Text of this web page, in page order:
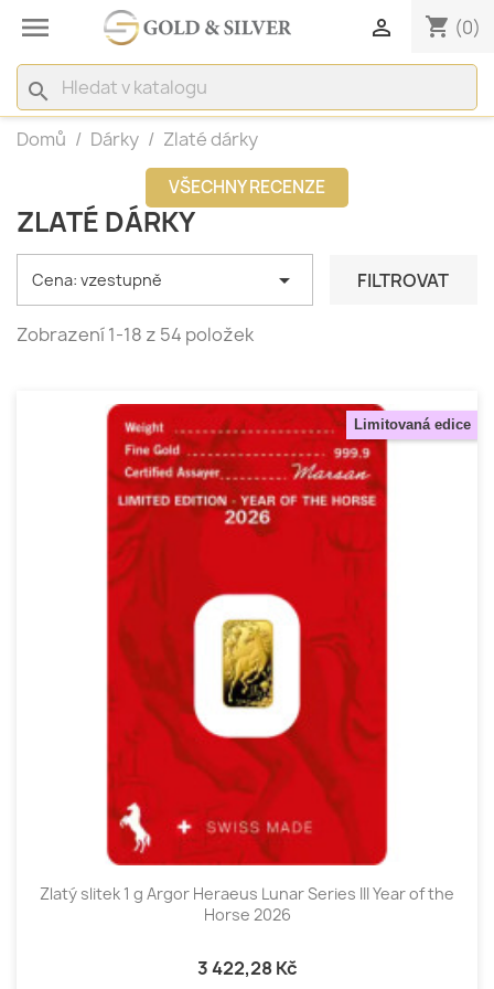
 shopping_cart (0)

search
Domů Dárky Zlaté dárky
VŠECHNY RECENZE
ZLATÉ DÁRKY
Cena: vzestupně  FILTROVAT
Zobrazení 1-18 z 54 položek
Limitovaná edice
Zlatý slitek 1 g Argor Heraeus Lunar Series III Year of the
Horse 2026
3 422,28 Kč